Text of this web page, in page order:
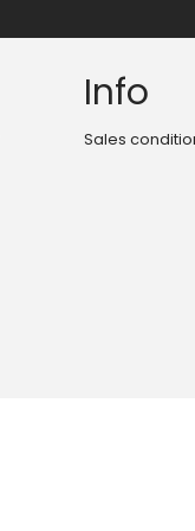
Info
Sales